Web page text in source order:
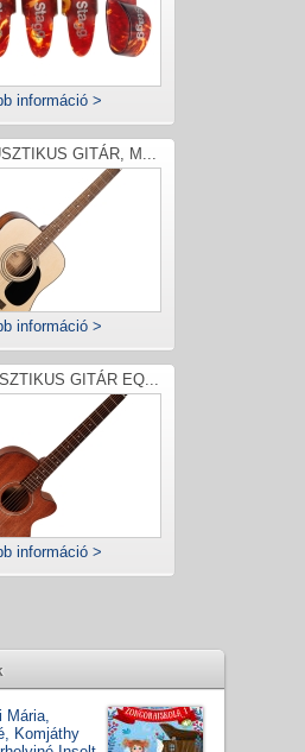
információ >
GITÁR, M...
információ >
GITÁR EQ...
információ >
Mária,
Komjáthy